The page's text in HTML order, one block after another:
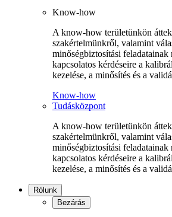
Know-how
A know-how területünkön
szakértelmünkről, valamint
minőségbiztosítási feladatainak
kapcsolatos kérdéseire a
kezelése, a minősítés és a
Know-how
Tudásközpont
A know-how területünkön
szakértelmünkről, valamint
minőségbiztosítási feladatainak
kapcsolatos kérdéseire a
kezelése, a minősítés és a
Rólunk
Bezárás